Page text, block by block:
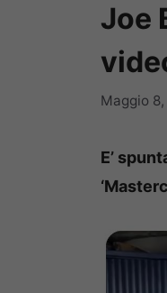
Joe
Maggio 8,
E’